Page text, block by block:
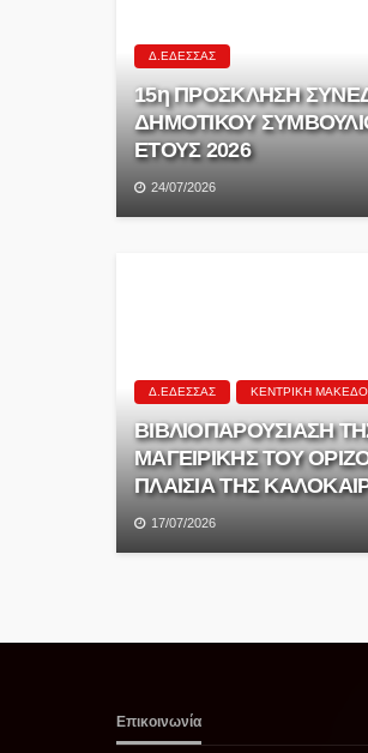
Δ.ΈΔΕΣΣΑΣ
15η ΠΡΟΣΚΛΗΣΗ
ΔΗΜΟΤΙΚΟΥ
ΕΤΟΥΣ 2026
24/07/2026
Δ.ΈΔΕΣΣΑΣ ΚΕΝΤΡΙΚΉ
ΒΙΒΛΙΟΠΑΡΟΥΣΙΑΣΗ
ΜΑΓΕΙΡΙΚΗΣ ΤΟΥ
ΠΛΑΙΣΙΑ ΤΗΣ
17/07/2026
Επικοινωνία